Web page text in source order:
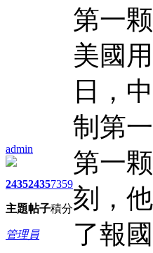
admin
2435
主題
2435
帖子
7359
積分
管理員
第一
美國
日，
制第
第一
刻，
了報